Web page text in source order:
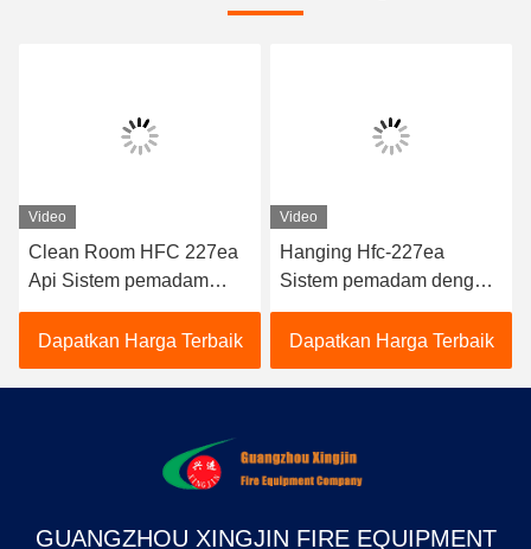
Video
Clean Room HFC 227ea
Api Sistem pemadam
Suspension Model 16L
Dapatkan Harga Terbaik
Video
Hanging Hfc-227ea
Sistem pemadam dengan
Actuator Listrik
Dapatkan Harga Terbaik
GUANGZHOU XINGJIN FIRE EQUIPMENT